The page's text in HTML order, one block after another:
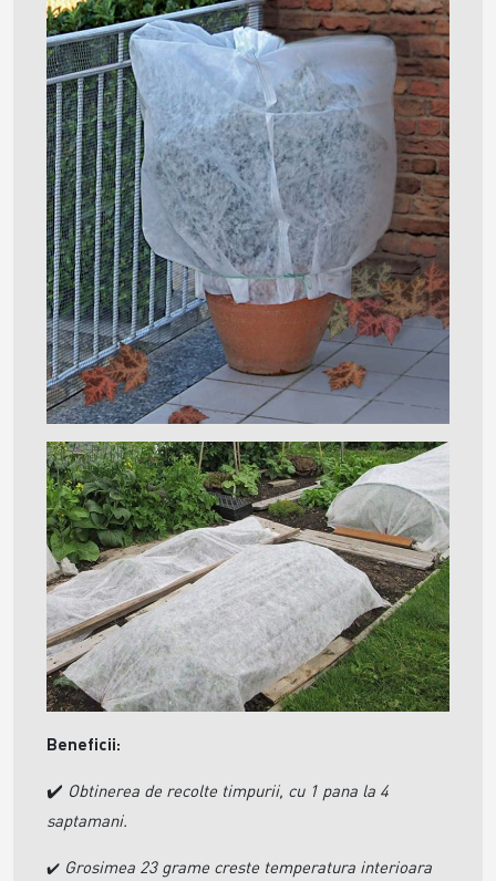
Beneficii:
✔️ Obtinerea de recolte timpurii, cu 1 pana la 4
saptamani.
✔️ Grosimea 23 grame creste temperatura interioara